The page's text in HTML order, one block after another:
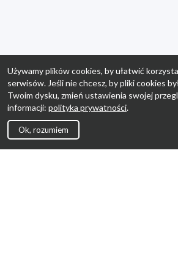
Używamy plików cookies, by ułatwić
serwisów. Jeśli nie chcesz, by pliki cookies
Twoim dysku, zmień ustawienia swojej
informacji: polityka prywatności.
Ok, rozumiem